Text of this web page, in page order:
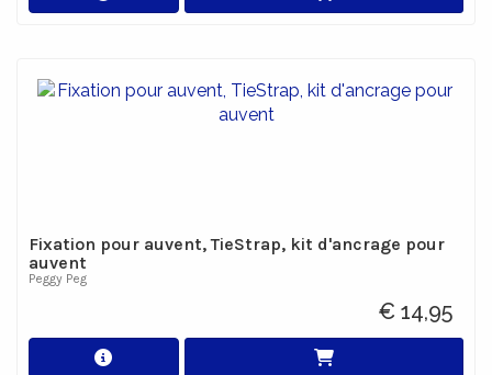
Fixation pour auvent, TieStrap, kit d'ancrage pour
auvent
Peggy Peg
€ 14,95